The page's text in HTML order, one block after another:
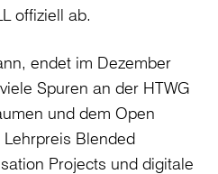
offiziell ab.
endet im Dezember
Spuren an der HTWG
und dem Open
Blended
Projects und digitale